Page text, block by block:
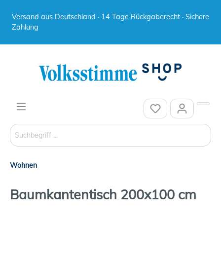
Versand aus Deutschland · 14 Tage Rückgaberecht · Sichere
Zahlung
Wohnen
Baumkantentisch 200x100 cm